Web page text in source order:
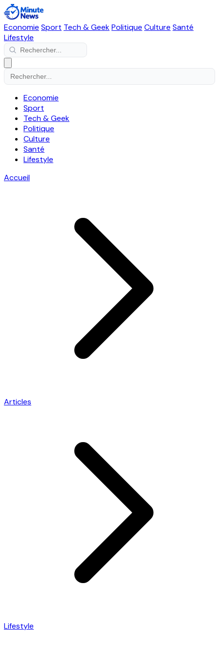
Economie Sport Tech & GeekPolitique Culture Santé
Lifestyle
Economie
Sport
Tech & Geek
Politique
Culture
Santé
Lifestyle
Accueil
Articles
Lifestyle